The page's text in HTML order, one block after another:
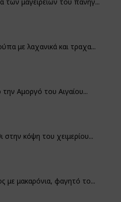
με λαχανικά και τραχα...
την Αμοργό του Αιγαίου...
στην κόψη του χειμερίου...
με μακαρόνια, φαγητό το...